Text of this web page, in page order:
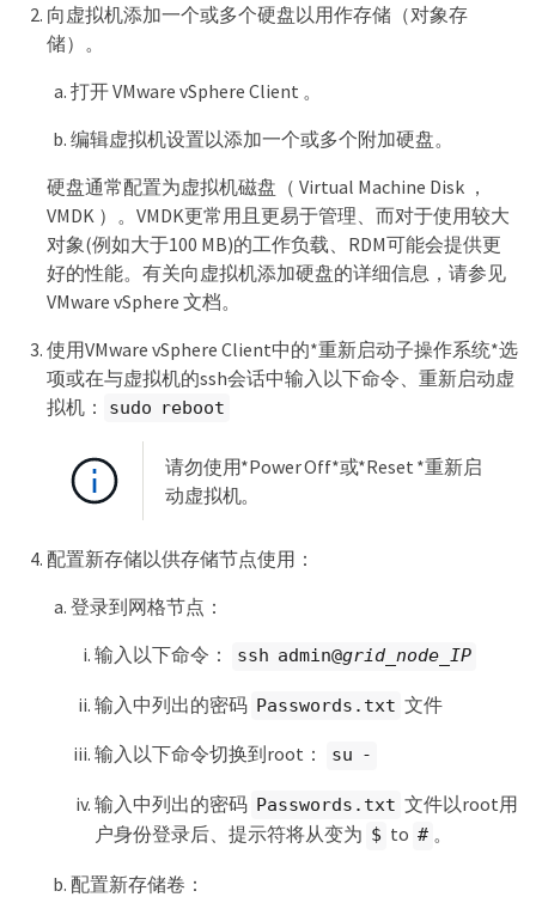
向虚拟机添加一个或多个硬盘以用作存储（对象存
储）。
打开 VMware vSphere Client 。
编辑虚拟机设置以添加一个或多个附加硬盘。
硬盘通常配置为虚拟机磁盘（ Virtual Machine Disk ，
VMDK ）。VMDK更常用且更易于管理、而对于使用较大
对象(例如大于100 MB)的工作负载、RDM可能会提供更
好的性能。有关向虚拟机添加硬盘的详细信息，请参见
VMware vSphere 文档。
使用VMware vSphere Client中的*重新启动子操作系统*选
项或在与虚拟机的ssh会话中输入以下命令、重新启动虚
拟机：
sudo reboot
请勿使用*Power Off*或*Reset *重新启
动虚拟机。
配置新存储以供存储节点使用：
登录到网格节点：
输入以下命令：
ssh admin@grid_node_IP
输入中列出的密码 Passwords.txt 文件
输入以下命令切换到root： su -
输入中列出的密码 Passwords.txt 文件以root用
户身份登录后、提示符将从变为 $ to # 。
配置新存储卷：